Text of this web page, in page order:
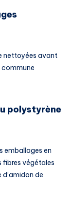
nettoyées avant
commune
polystyrène
emballages en
fibres végétales
de